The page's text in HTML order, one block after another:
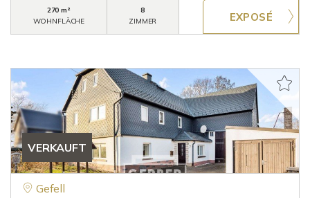
270 m²
WOHNFLÄCHE
8
ZIMMER
VERKAUFT
Gefell